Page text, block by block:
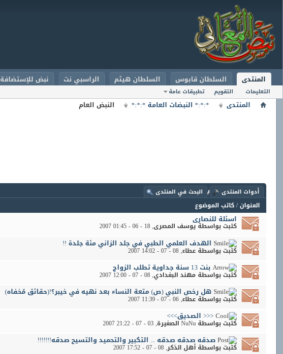
المنتدى
التعليمات التقويم تطبيقات عامة
السلطان قابوس السلطان هيثم الراسبي نت نبض للإستضافة
المنتدى *:*:* النبضات العامة *:*:* النبض العام
المنتدى:النبض العامأدوات المنتدى البحث في المنتدى
العنوان/كاتب الموضوع
اسئلة للنصارى
كتبت بواسطةيوسف المصرى‏, 18 - 06 - 2007 01:45
الهدف العلمي الطبي في جلد الزاني مئة جلدة !!
كتبت بواسطةعطاء‏, 08 - 07 - 2007 14:02
بنت 13 سنة جداوية تطلب الزواج
كتبت بواسطة مهند البغدادي‏, 08 - 07 - 2007 12:00
هل رخص النبي (ص) متعة النساء بعد نهيه في خيبر؟!(حقائق مُخفاه)
كتبت بواسطةعطاء‏, 06 - 07 - 2007 11:39
<<< الصديق>>>
كتبت بواسطةNuNu الصغيرة ‏, 03 - 07 - 2007 21:22
صدقه صدقه صدقه ... التكبير والتحميد والتسيح صدقه!!!!!!!
كتبت بواسطةأهل الذكر‏, 08 - 07 - 2007 17:52